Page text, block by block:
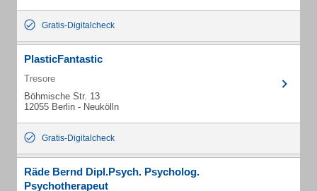
Gratis-Digitalcheck
PlasticFantastic
Tresore
Böhmische Str. 13
12055 Berlin - Neukölln
Gratis-Digitalcheck
Räde Bernd Dipl.Psych. Psycholog.
Psychotherapeut